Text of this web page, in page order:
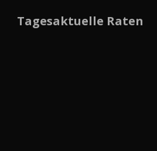
Tagesaktuelle Raten